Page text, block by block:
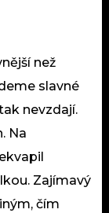
než
slavné
nevzdají.
Na
Zajímavý
čím